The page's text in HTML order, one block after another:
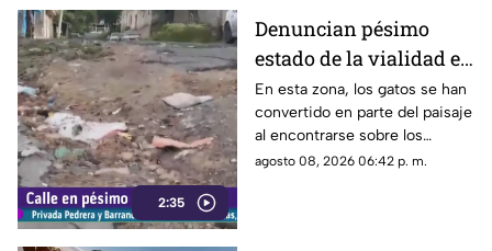
2:35
Denuncian pésimo
estado de la vialidad en
Privada Pedrera y
Barrancones
En esta zona, los gatos se han
convertido en parte del paisaje
al encontrarse sobre los
techos y las puertas de las
agosto 08, 2026 06:42 p. m.